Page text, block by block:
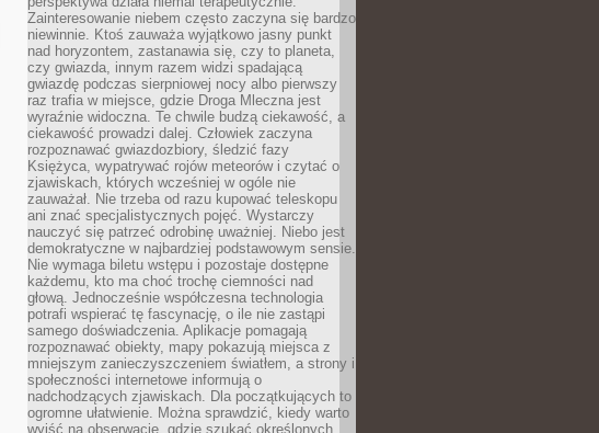
Zainteresowanie niebem często zaczyna się bardzo
niewinnie. Ktoś zauważa wyjątkowo jasny punkt
nad horyzontem, zastanawia się, czy to planeta,
czy gwiazda, innym razem widzi spadającą
gwiazdę podczas sierpniowej nocy albo pierwszy
raz trafia w miejsce, gdzie Droga Mleczna jest
wyraźnie widoczna. Te chwile budzą ciekawość, a
ciekawość prowadzi dalej. Człowiek zaczyna
rozpoznawać gwiazdozbiory, śledzić fazy
Księżyca, wypatrywać rojów meteorów i czytać o
zjawiskach, których wcześniej w ogóle nie
zauważał. Nie trzeba od razu kupować teleskopu
ani znać specjalistycznych pojęć. Wystarczy
nauczyć się patrzeć odrobinę uważniej. Niebo jest
demokratyczne w najbardziej podstawowym sensie.
Nie wymaga biletu wstępu i pozostaje dostępne
każdemu, kto ma choć trochę ciemności nad
głową. Jednocześnie współczesna technologia
potrafi wspierać tę fascynację, o ile nie zastąpi
samego doświadczenia. Aplikacje pomagają
rozpoznawać obiekty, mapy pokazują miejsca z
mniejszym zanieczyszczeniem światłem, a strony i
społeczności internetowe informują o
nadchodzących zjawiskach. Dla początkujących to
ogromne ułatwienie. Można sprawdzić, kiedy warto
wyjść na obserwację, gdzie szukać określonych